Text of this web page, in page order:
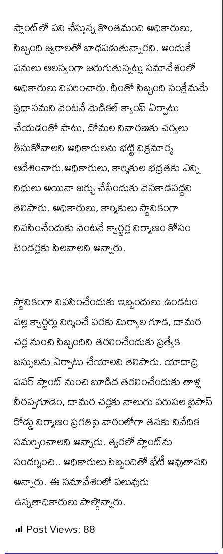
ప్లాంట్‌లో పని చేస్తున్న కొంతమంది అధికారులు,
సిబ్బంది జ్వరాలతో బాధపడుతున్నారని. అందుకే
పనులు ఆలస్యంగా జరుగుతున్నట్లు సమావేశంలో
అధికారులు వివరించారు. దీంతో సిబ్బంది సంక్షేమమే
ప్రధానమని వెంటనే మెడికల్ క్యాంప్ ఏర్పాటు
చేయడంతో పాటు, దోమల నివారణకు చర్యలు
తీసుకోవాలని అధికారులను భట్టి విక్రమార్క
ఆదేశించారు.అధికారులు, కార్మికుల భద్రతకు ఎన్ని
నిధులు అయినా ఖర్చు చేసేందుకు వెనకాడవద్దని
తెలిపారు. అధికారులు, కార్మికులు స్థానికంగా
నివసించేందుకు వెంటనే క్వార్టర్ల నిర్మాణం కోసం
టెండర్లకు పిలవాలని అన్నారు.
స్థానికంగా నివసించేందుకు ఇబ్బందులు ఉండటం
వల్ల క్వార్టర్లు నిర్మించే వరకు మిర్యాల గూడ, దామర
చర్ల నుంచి సిబ్బందిని తరలించేందుకు ప్రత్యేక
బస్సులను ఏర్పాటు చేయాలని తెలిపారు. యాదాద్రి
పవర్ ప్లాంట్ నుంచి బూడిద తరలించేందుకు తాళ్ల
వీరప్పగూడెం, దామర చర్లకు నాలుగు వరుసల బైపాస్
రోడ్డు నిర్మాణం ప్రగతిపై వారంలోగా తనకు నివేదిక
సమర్పించాలని అన్నారు. త్వరలో ప్లాంట్‌ను
సందర్శించి.. అధికారులు సిబ్బందితో భేటీ అవుతానని
అన్నారు. ఈ సమావేశంలో పలువురు
ఉన్నతాధికారులు పాల్గొన్నారు.
Post Views:88